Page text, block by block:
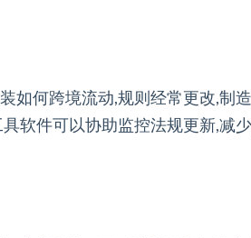
如何跨境流动,规则经常更改,
软件可以协助监控法规更新,减